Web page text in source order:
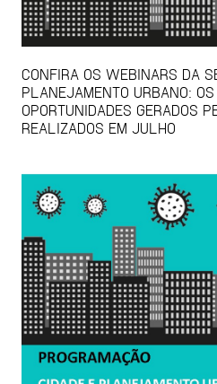
CONFIRA OS WEBINARS DA
PLANEJAMENTO URBANO:
OPORTUNIDADES GERADOS
REALIZADOS EM JULHO